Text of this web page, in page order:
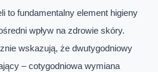
to fundamentalny element higieny
wpływ na zdrowie skóry.
wskazują, że dwutygodniowy
– cotygodniowa wymiana